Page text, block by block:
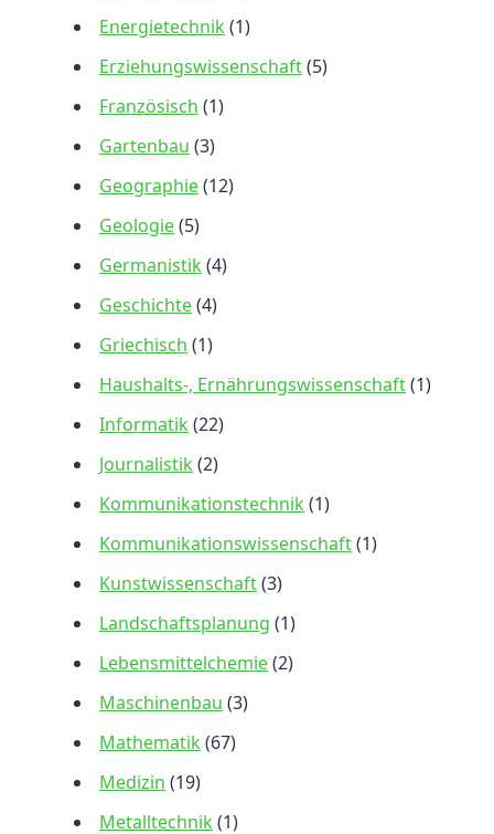
Energietechnik (1)
Erziehungswissenschaft(5)
Französisch (1)
Gartenbau (3)
Geographie(12)
Geologie(5)
Germanistik (4)
Geschichte(4)
Griechisch (1)
Haushalts-, Ernährungswissenschaft(1)
Informatik (22)
Journalistik (2)
Kommunikationstechnik (1)
Kommunikationswissenschaft(1)
Kunstwissenschaft(3)
Landschaftsplanung (1)
Lebensmittelchemie(2)
Maschinenbau (3)
Mathematik (67)
Medizin (19)
Metalltechnik (1)